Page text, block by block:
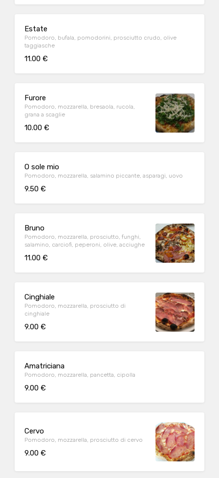
Estate
Pomodoro, bufala, pomodorini, prosciutto crudo, olive
taggiasche
11.00 €
Furore
Pomodoro, mozzarella, bresaola, rucola,
grana a scaglie
10.00 €
O sole mio
Pomodoro, mozzarella, salamino piccante, asparagi, uovo
9.50 €
Bruno
Pomodoro, mozzarella, prosciutto, funghi,
salamino, carciofi, peperoni, olive, acciughe
11.00 €
Cinghiale
Pomodoro, mozzarella, prosciutto di
cinghiale
9.00 €
Amatriciana
Pomodoro, mozzarella, pancetta, cipolla
9.00 €
Cervo
Pomodoro, mozzarella, prosciutto di cervo
9.00 €